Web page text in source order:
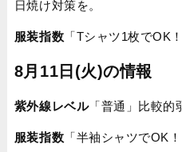
日焼け対策を。
服装指数 「Tシャツ1枚でOK！
8月11日(火)の情報
紫外線レベル「普通」比較的
服装指数 「半袖シャツでOK！